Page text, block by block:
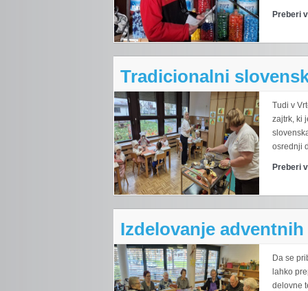
Preberi
Tradicionalni
Tudi v
zajtrk, ki
osrednji
Preberi
Izdelovanje
Da se
lahko
delovne